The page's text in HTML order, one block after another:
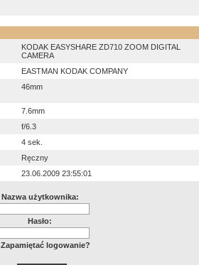
KODAK EASYSHARE ZD710 ZOOM DIGITAL
CAMERA
EASTMAN KODAK COMPANY
46mm
7.6mm
f/6.3
4 sek.
Ręczny
23.06.2009 23:55:01
Nazwa użytkownika:
Hasło:
Zapamiętać logowanie?